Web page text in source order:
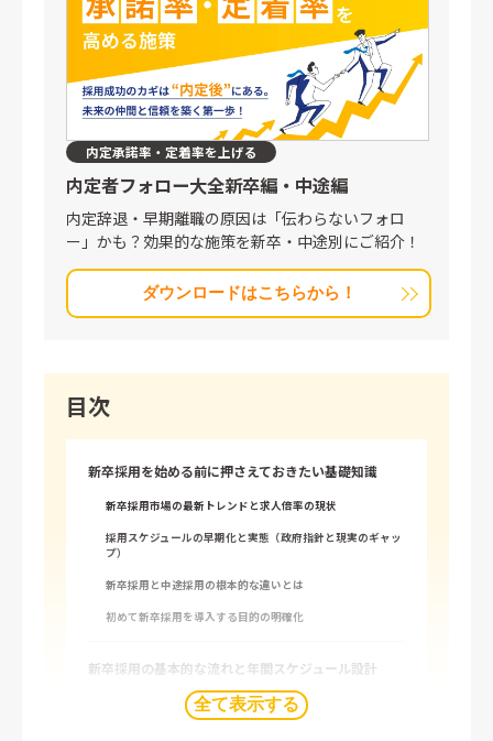
内定承諾率・定着率を上げる
内定者フォロー大全新卒編・中途編
内定辞退・早期離職の原因は「伝わらないフォロ
ー」かも？効果的な施策を新卒・中途別にご紹介！
ダウンロードはこちらから！
目次
新卒採用を始める前に押さえておきたい基礎知識
新卒採用市場の最新トレンドと求人倍率の現状
採用スケジュールの早期化と実態（政府指針と現実のギャッ
プ）
新卒採用と中途採用の根本的な違いとは
初めて新卒採用を導入する目的の明確化
新卒採用の基本的な流れと年間スケジュール設計
採用準備フェーズ（採用計画・予算・人員体制の構築）
全て表示する